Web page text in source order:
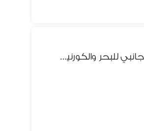
شقة للايجار مفروش بمنطقة ميامي السياحية فيو جانبي للبحر والكورنيش بوضوح وقريبة لجميع الخدمات العامة ومراكز التسوق والمولات والكافيهات والبرندات وحدائق المنتزه والمعمورة الشاطئ